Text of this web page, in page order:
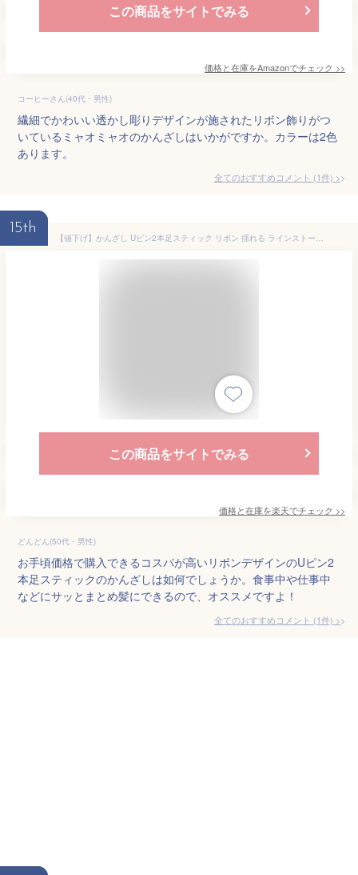
この商品をサイトでみる
価格と在庫をAmazonでチェック >>
コーヒーさん(40代・男性)
繊細でかわいい透かし彫りデザインが施されたリボン飾りがつ
いているミャオミャオのかんざしはいかがですか。カラーは2色
あります。
全てのおすすめコメント (1件) >
15th
【値下げ】かんざし Uピン2本足スティック リボン 揺れる ラインストーン 〔ヘアピン U字ピン 小さめ髪飾り キラキラ かわいい まとめ髪 夜会巻き シニヨン おだんごヘアスティック 和装 着物 浴衣 ドレス 結婚式 パーティー お呼ばれ おしゃれ〕
この商品をサイトでみる
価格と在庫を楽天でチェック >>
どんどん(50代・男性)
お手頃価格で購入できるコスパが高いリボンデザインのUピン2
本足スティックのかんざしは如何でしょうか。食事中や仕事中
などにサッとまとめ髪にできるので、オススメですよ！
全てのおすすめコメント (1件) >